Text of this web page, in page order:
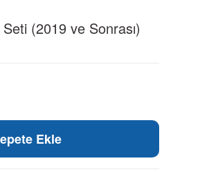
(2019 ve Sonrası)
Ekle